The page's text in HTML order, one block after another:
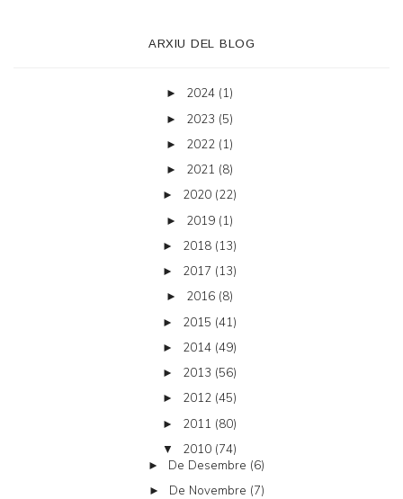
ARXIU DEL BLOG
► 2024 (1)
► 2023 (5)
► 2022 (1)
► 2021 (8)
► 2020 (22)
► 2019 (1)
► 2018 (13)
► 2017 (13)
► 2016 (8)
► 2015 (41)
► 2014 (49)
► 2013 (56)
► 2012 (45)
► 2011 (80)
▼ 2010 (74)
► De Desembre (6)
► De Novembre (7)